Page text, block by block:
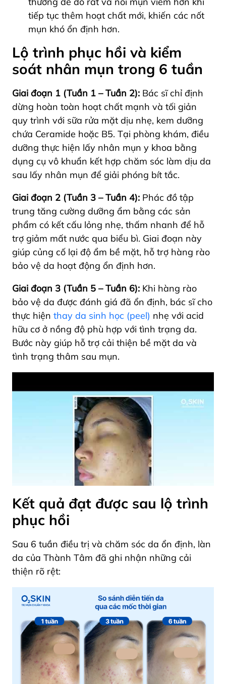
tiếp tục thêm hoạt chất mới, khiến các nốt
mụn khó ổn định hơn.
Lộ trình phục hồi và kiểm
soát nhân mụn trong 6 tuần
Giai đoạn 1 (Tuần 1 – Tuần 2): Bác sĩ chỉ định
dừng hoàn toàn hoạt chất mạnh và tối giản
quy trình với sữa rửa mặt dịu nhẹ, kem dưỡng
chứa Ceramide hoặc B5. Tại phòng khám, điều
dưỡng thực hiện lấy nhân mụn y khoa bằng
dụng cụ vô khuẩn kết hợp chăm sóc làm dịu da
sau lấy nhân mụn để giải phóng bít tắc.
Giai đoạn 2 (Tuần 3 – Tuần 4): Phác đồ tập
trung tăng cường dưỡng ẩm bằng các sản
phẩm có kết cấu lỏng nhẹ, thấm nhanh để hỗ
trợ giảm mất nước qua biểu bì. Giai đoạn này
giúp củng cố lại độ ẩm bề mặt, hỗ trợ hàng rào
bảo vệ da hoạt động ổn định hơn.
Giai đoạn 3 (Tuần 5 – Tuần 6): Khi hàng rào
bảo vệ da được đánh giá đã ổn định, bác sĩ cho
thực hiện thay da sinh học (peel) nhẹ với acid
hữu cơ ở nồng độ phù hợp với tình trạng da.
Bước này giúp hỗ trợ cải thiện bề mặt da và
tình trạng thâm sau mụn.
Kết quả đạt được sau lộ trình
phục hồi
Sau 6 tuần điều trị và chăm sóc da ổn định, làn
da của Thành Tâm đã ghi nhận những cải
thiện rõ rệt: